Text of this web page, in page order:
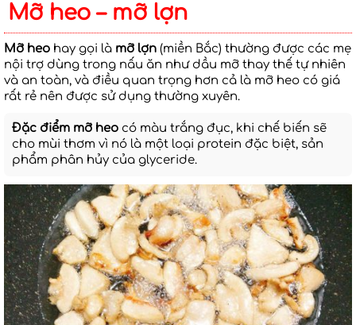
Mỡ heo – mỡ lợn
Mỡ heo hay gọi là mỡ lợn (miền Bắc) thường được các mẹ
nội trợ dùng trong nấu ăn như dầu mỡ thay thế tự nhiên
và an toàn, và điều quan trọng hơn cả là mỡ heo có giá
rất rẻ nên được sử dụng thường xuyên.
Đặc điểm mỡ heo có màu trắng đục, khi chế biến sẽ
cho mùi thơm vì nó là một loại protein đặc biệt, sản
phẩm phân hủy của glyceride.